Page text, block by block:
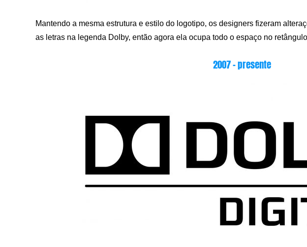
Mantendo a mesma estrutura e estilo do logotipo, os designers fizeram
as letras na legenda Dolby, então agora ela ocupa todo o espaço no
2007 – presente